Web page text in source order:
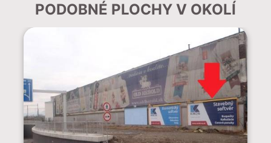
PODOBNÉ PLOCHY V OKOLÍ